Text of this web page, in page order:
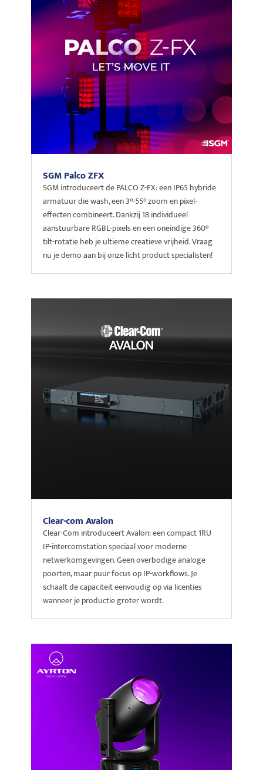
SGM Palco ZFX
SGM introduceert de PALCO Z-FX: een IP65 hybride
armatuur die wash, een 3°-55° zoom en pixel-
effecten combineert. Dankzij 18 individueel
aanstuurbare RGBL-pixels en een oneindige 360°
tilt-rotatie heb je ultieme creatieve vrijheid. Vraag
nu je demo aan bij onze licht product specialisten!
Clear-com Avalon
Clear-Com introduceert Avalon: een compact 1RU
IP-intercomstation speciaal voor moderne
netwerkomgevingen. Geen overbodige analoge
poorten, maar puur focus op IP-workflows. Je
schaalt de capaciteit eenvoudig op via licenties
wanneer je productie groter wordt.